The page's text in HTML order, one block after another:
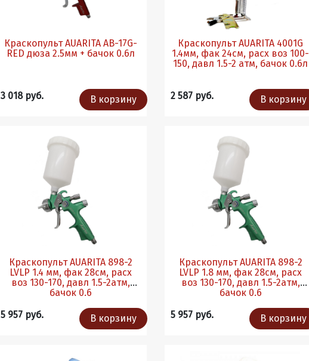
Краскопульт AUARITA AB-17G-
RED дюза 2.5мм + бачок 0.6л
3 018 руб. В корзину
Краскопульт AUARITA 4001G
1.4мм, фак 24см, расх воз 100-
150, давл 1.5-2 атм, бачок 0.6л
2 587 руб. В корзину
Краскопульт AUARITA 898-2
LVLP 1.4 мм, фак 28см, расх
воз 130-170, давл 1.5-2атм,
бачок 0.6
5 957 руб.
В корзину
Краскопульт AUARITA 898-2
LVLP 1.8 мм, фак 28см, расх
воз 130-170, давл 1.5-2атм,
бачок 0.6
5 957 руб.
В корзину